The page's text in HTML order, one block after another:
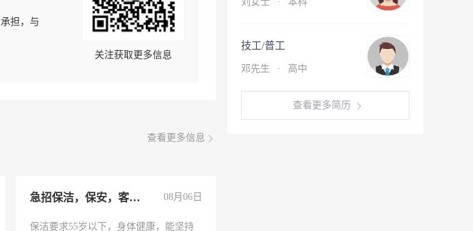
担，与
关注获取更多信息
查看更多信息
急招保洁，保安，客服，工程 08月06日
保洁要求55岁以下，身体健康，能坚持
技工/普工
邓先生 · 高中
查看更多简历